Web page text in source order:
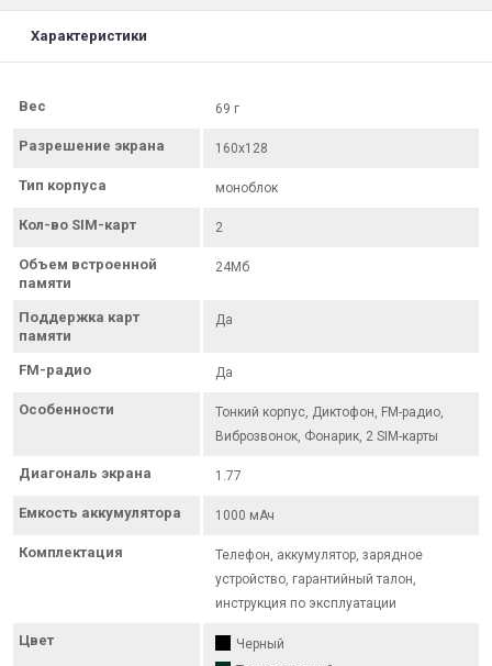
Характеристики
Вес 69 г
Разрешение экрана 160x128
Тип корпуса моноблок
Кол-во SIM-карт 2
Объем встроенной
памяти
24Мб
Поддержка карт
памяти
Да
FM-радио Да
Особенности
Тонкий корпус, Диктофон, FM-радио,
Виброзвонок, Фонарик, 2 SIM-карты
Диагональ экрана 1.77
Емкость аккумулятора 1000 мАч
Комплектация
Телефон, аккумулятор, зарядное
устройство, гарантийный талон,
инструкция по эксплуатации
Цвет
Черный